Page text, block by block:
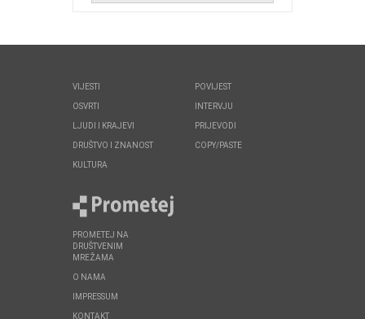
VIJESTI
OSVRTI
LJUDI I KRAJEVI
DRUŠTVO I ZNANOST
KULTURA
POVIJEST
INTERVJU
PRIJEVODI
COPY/PASTE
PROMETEJ NA
DRUŠTVENIM
MREŽAMA
O NAMA
IMPRESSUM
KONTAKT